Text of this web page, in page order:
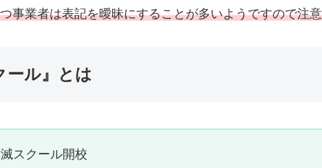
事業者は表記を曖昧にすることが多いようですので注
ール』とは
スクール開校